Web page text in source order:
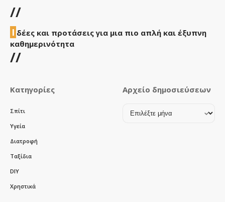
//
Ι δέες και προτάσεις για μια πιο απλή και έξυπνη
καθημερινότητα
//
Κατηγορίες
Σπίτι
Υγεία
Διατροφή
Ταξίδια
DIY
Χρηστικά
Αρχείο δημοσιεύσεων
Αρχείο